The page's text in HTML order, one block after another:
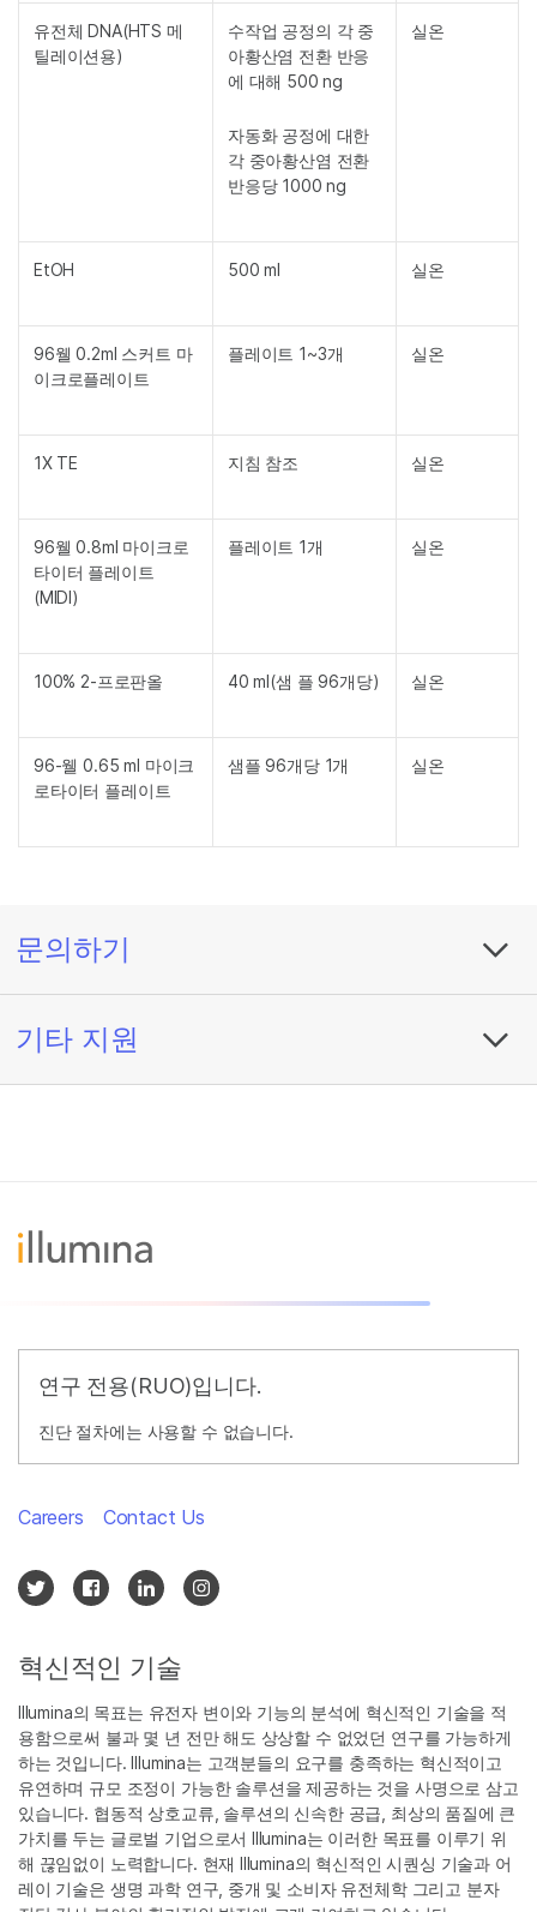
유전체 DNA(HTS 메
틸레이션용)
수작업 공정의 각 중
아황산염 전환 반응
에 대해 500 ng
자동화 공정에 대한
각 중아황산염 전환
반응당 1000 ng
실온
EtOH 500 ml 실온
96웰 0.2ml 스커트 마
이크로플레이트
플레이트 1~3개 실온
1X TE 지침 참조 실온
96웰 0.8ml 마이크로
타이터 플레이트
(MIDI)
플레이트 1개 실온
100% 2-프로판올 40 ml(샘 플 96개당) 실온
96-웰 0.65 ml 마이크
로타이터 플레이트
샘플 96개당 1개 실온
문의하기
기타 지원
연구 전용(RUO)입니다.
진단 절차에는 사용할 수 없습니다.
혁신적인 기술
Illumina의 목표는 유전자 변이와 기능의 분석에 혁신적인 기술을 적
용함으로써 불과 몇 년 전만 해도 상상할 수 없었던 연구를 가능하게
하는 것입니다. Illumina는 고객분들의 요구를 충족하는 혁신적이고
유연하며 규모 조정이 가능한 솔루션을 제공하는 것을 사명으로 삼고
있습니다. 협동적 상호교류, 솔루션의 신속한 공급, 최상의 품질에 큰
가치를 두는 글로벌 기업으로서 Illumina는 이러한 목표를 이루기 위
해 끊임없이 노력합니다. 현재 Illumina의 혁신적인 시퀀싱 기술과 어
레이 기술은 생명 과학 연구, 중개 및 소비자 유전체학 그리고 분자
Careers Contact Us